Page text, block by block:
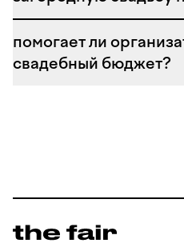
ведущих на свадьбу,
по-настоящему
помогает ли
свадебный бюджет?